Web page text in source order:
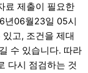
료 제출이 필요한
년06월23일 05시
고, 조건을 제대
수 있습니다. 따라
다시 점검하는 것